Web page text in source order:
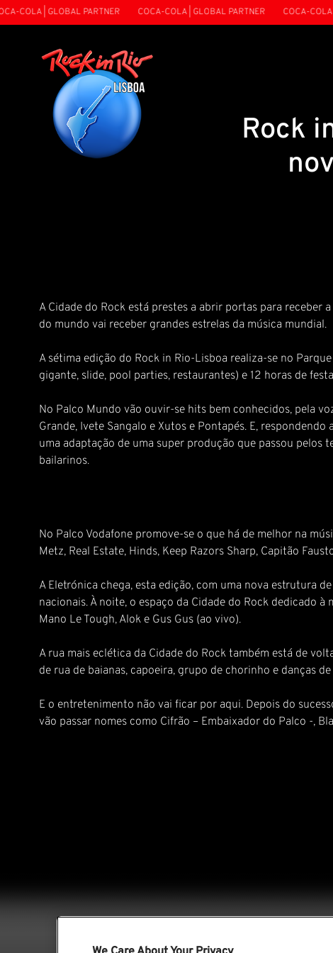
COLA | GLOBAL PARTNER COCA-COLA | GLOBAL PARTNER COCA-COLA |
Rock
A Cidade do Rock está prestes a abrir portas para receber
do mundo vai receber grandes estrelas da música mundial.
A sétima edição do Rock in Rio-Lisboa realiza-se no
gigante, slide, pool parties, restaurantes) e 12 horas de
No Palco Mundo vão ouvir-se hits bem conhecidos, pela
Grande, Ivete Sangalo e Xutos e Pontapés. E,
uma adaptação de uma super produção que passou
bailarinos.
No Palco Vodafone promove-se o que há de melhor na
Metz, Real Estate, Hinds, Keep Razors Sharp, Capitão
A Eletrónica chega, esta edição, com uma nova estrutura
nacionais. À noite, o espaço da Cidade do Rock dedicado
Mano Le Tough, Alok e Gus Gus (ao vivo).
A rua mais eclética da Cidade do Rock também está de
de rua de baianas, capoeira, grupo de chorinho e danças
E o entretenimento não vai ficar por aqui. Depois do
vão passar nomes como Cifrão – Embaixador do Palco -,